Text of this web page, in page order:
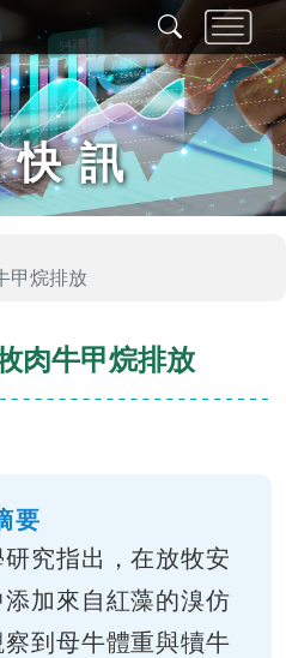
快訊
甲烷排放
肉牛甲烷排放
要
究指出，在放牧安
加來自紅藻的溴仿
到母牛體重與犢牛